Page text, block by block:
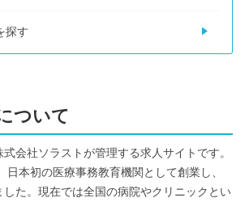
探す
ついて
会社ソラストが管理する求人サイトです。
日本初の医療事務教育機関として創業し、
た。現在では全国の病院やクリニックとい